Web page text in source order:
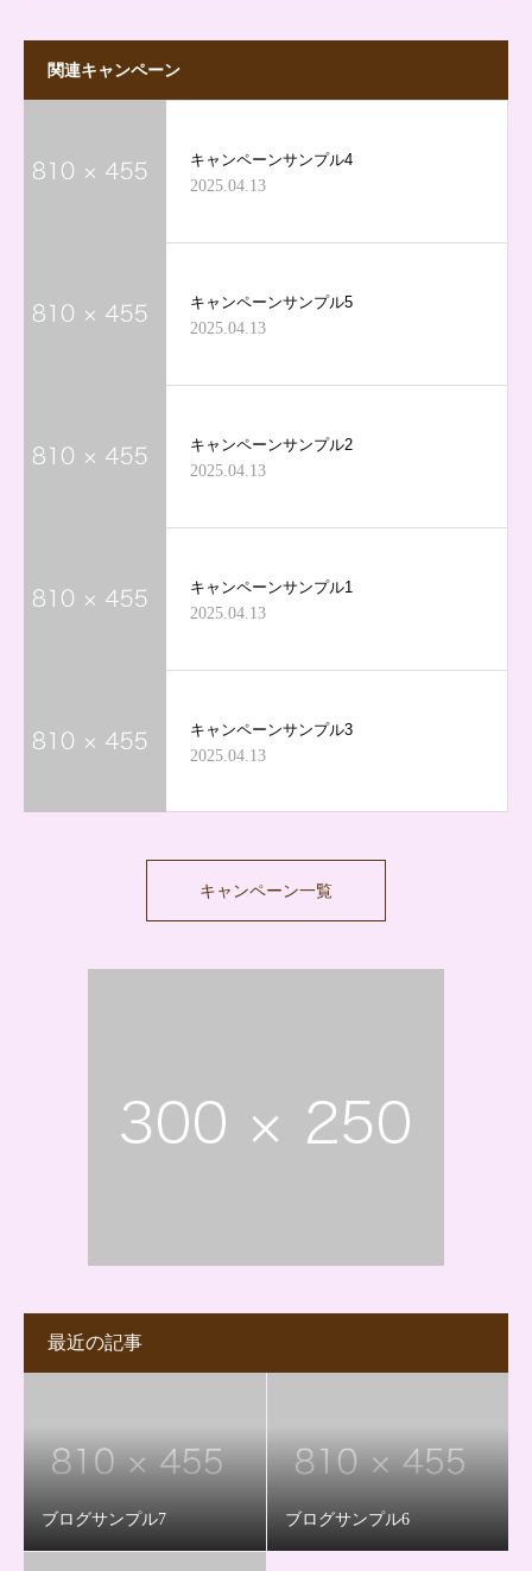
関連キャンペーン
キャンペーンサンプル4
2025.04.13
キャンペーンサンプル5
2025.04.13
キャンペーンサンプル2
2025.04.13
キャンペーンサンプル1
2025.04.13
キャンペーンサンプル3
2025.04.13
キャンペーン一覧
最近の記事
ブログサンプル7 ブログサンプル6